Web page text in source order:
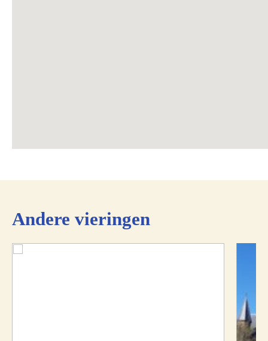
Andere vieringen